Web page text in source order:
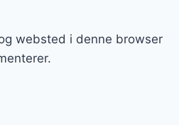
websted i denne browser